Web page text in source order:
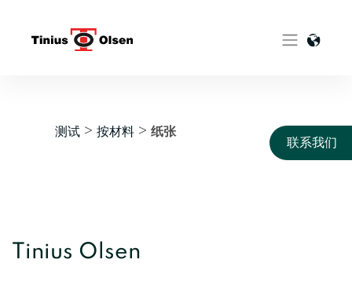
测试 > 按材料 > 纸张
Tinius Olsen
联系我们